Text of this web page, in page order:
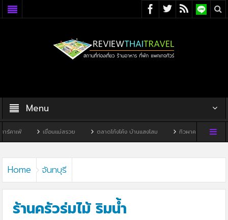
Menu
เขื่อนแม่สรวย ตลาดโก้งโค้ง บ้านแสงโสม ทิวผาคาเฟ่ บ้านพิพิธภัณฑ์ไ
Home จันทบุรี
ร้านครัวร่มไม้ ริมน้ำ